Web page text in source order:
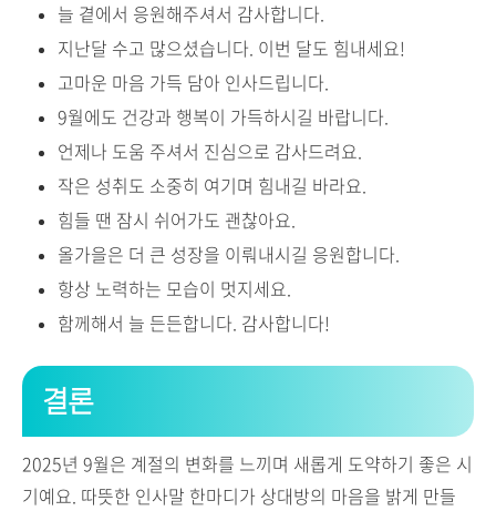
늘 곁에서 응원해주셔서 감사합니다.
지난달 수고 많으셨습니다. 이번 달도 힘내세요!
고마운 마음 가득 담아 인사드립니다.
9월에도 건강과 행복이 가득하시길 바랍니다.
언제나 도움 주셔서 진심으로 감사드려요.
작은 성취도 소중히 여기며 힘내길 바라요.
힘들 땐 잠시 쉬어가도 괜찮아요.
올가을은 더 큰 성장을 이뤄내시길 응원합니다.
항상 노력하는 모습이 멋지세요.
함께해서 늘 든든합니다. 감사합니다!
결론
2025년 9월은 계절의 변화를 느끼며 새롭게 도약하기 좋은 시
기예요. 따뜻한 인사말 한마디가 상대방의 마음을 밝게 만들